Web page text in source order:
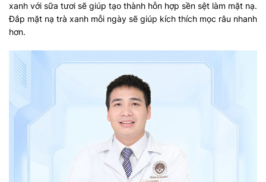
xanh với sữa tươi sẽ giúp tạo thành hỗn hợp sền sệt làm mặt nạ.
Đắp mặt nạ trà xanh mỗi ngày sẽ giúp kích thích mọc râu nhanh
hơn.